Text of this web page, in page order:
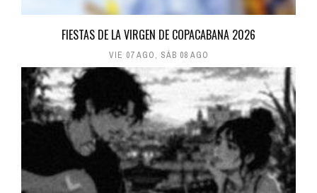
FIESTAS DE LA VIRGEN DE COPACABANA 2026
VIE 07 AGO, SÁB 08 AGO